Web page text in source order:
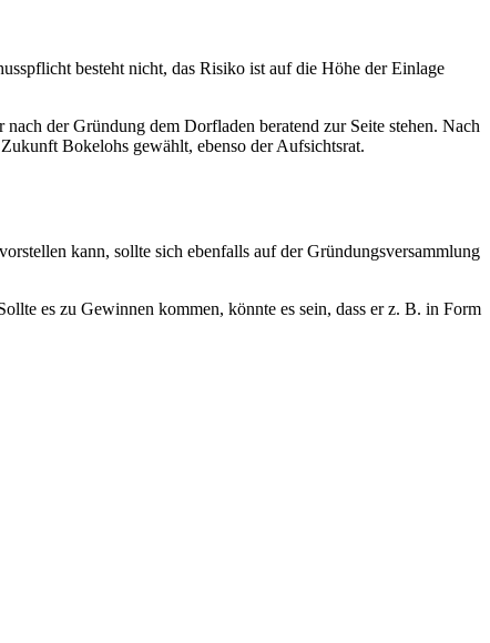
besteht nicht, das Risiko ist auf die Höhe der Einlage
der Gründung dem Dorfladen beratend zur Seite stehen. Nach
Bokelohs gewählt, ebenso der Aufsichtsrat.
kann, sollte sich ebenfalls auf der Gründungsversammlung
es zu Gewinnen kommen, könnte es sein, dass er z. B. in Form